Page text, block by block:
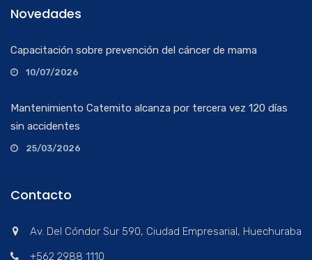
Novedades
Capacitación sobre prevención del cáncer de mama
10/07/2026
Mantenimiento Catemito alcanza por tercera vez 120 días
sin accidentes
25/03/2026
Contacto
Av. Del Cóndor Sur 590, Ciudad Empresarial, Huechuraba
+562 2988 1110